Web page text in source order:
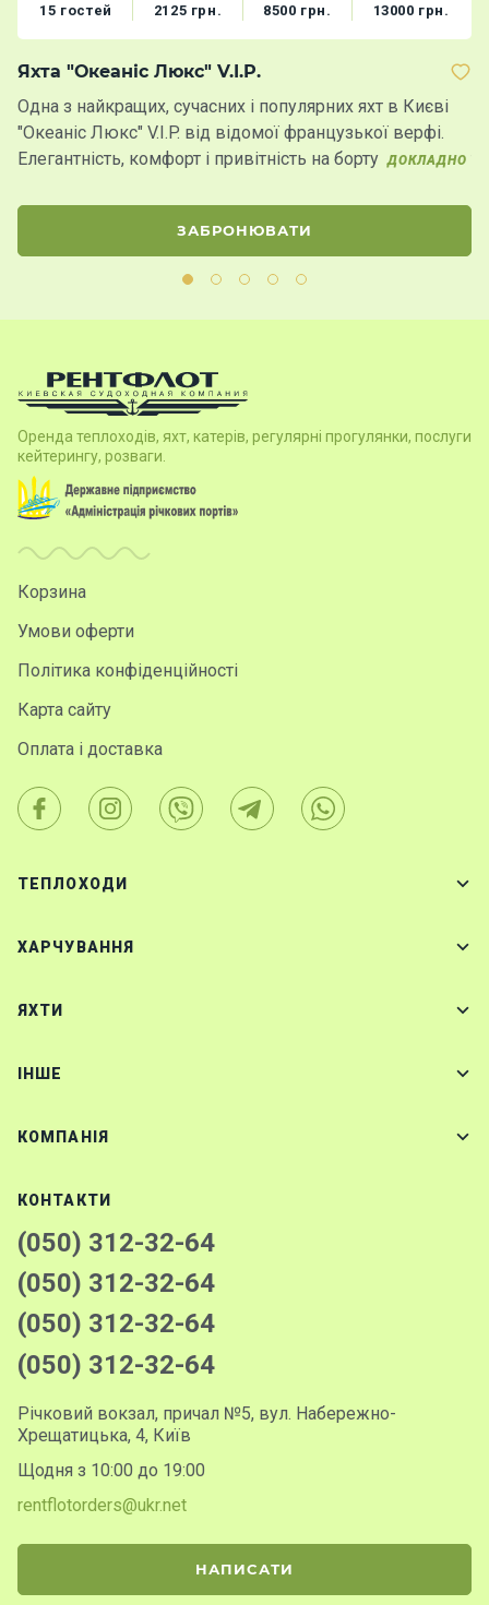
15 гостей 2125 грн. 8500 грн. 13000 грн.
Яхта "Океаніс Люкс" V.I.P.
Одна з найкращих, сучасних і популярних яхт в Києві
"Океаніс Люкс" V.I.P. від відомої французької верфі.
Елегантність, комфорт і привітність на борту ДОКЛАДНО
ЗАБРОНЮВАТИ
Оренда теплоходів, яхт, катерів, регулярні прогулянки, послуги
кейтерингу, розваги.
Корзина
Умови оферти
Політика конфіденційності
Карта сайту
Оплата і доставка
ТЕПЛОХОДИ
ХАРЧУВАННЯ
ЯХТИ
IНШЕ
КОМПАНІЯ
КОНТАКТИ
(050) 312-32-64
(050) 312-32-64
(050) 312-32-64
(050) 312-32-64
Річковий вокзал, причал №5, вул. Набережно-
Хрещатицька, 4, Київ
Щодня з 10:00 до 19:00
rentflotorders@ukr.net
НАПИСАТИ